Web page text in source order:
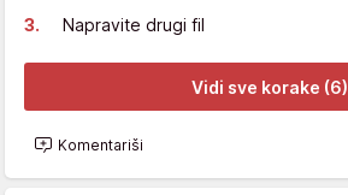
Napravite drugi fil
Vidi sve korake (6)
Komentariši